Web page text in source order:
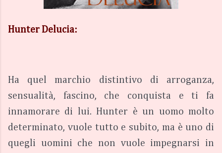
Hunter Delucia:
Ha quel marchio distintivo di arroganza,
sensualità, fascino, che conquista e ti fa
innamorare di lui. Hunter è un uomo molto
determinato, vuole tutto e subito, ma è uno di
quegli uomini che non vuole impegnarsi in